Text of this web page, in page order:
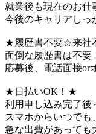
就業後も現在のお仕
今後のキャリアしっ
★履歴書不要☆来社
面倒な履歴書は不要
応募後、電話面接
★日払いOK！★
利用申し込み完了後
スマホからいつでも
急な出費があって